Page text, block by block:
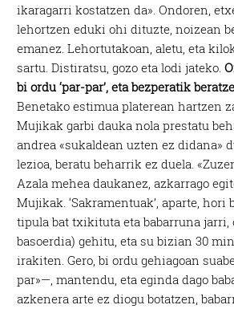
ikaragarri kostatzen da». Ondoren,
lehortzen eduki ohi dituzte, noizean
emanez. Lehortutakoan, aletu, eta
sartu. Distiratsu, gozo eta lodi jateko.
bi ordu ‘par-par’, eta bezperatik
Benetako estimua platerean hartzen
Mujikak garbi dauka nola prestatu
andrea «sukaldean uzten ez didana»
lezioa, beratu beharrik ez duela.
Azala mehea daukanez, azkarrago
Mujikak. ‘Sakramentuak’, aparte, hori
tipula bat txikituta eta babarruna jarri,
basoerdia) gehitu, eta su bizian 30
irakiten. Gero, bi ordu gehiagoan
par»—, mantendu, eta eginda dago
azkenera arte ez diogu botatzen,